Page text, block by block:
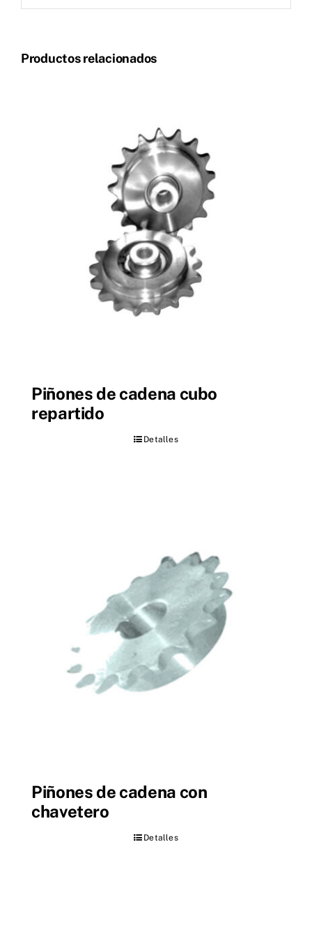
Productos relacionados
Piñones de cadena cubo
repartido
Detalles
Piñones de cadena con
chavetero
Detalles